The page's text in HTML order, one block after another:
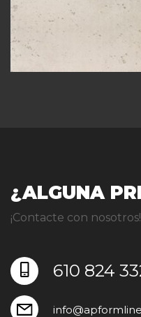
¿ALGUNA
¡Contacte con nosotros!
610 824